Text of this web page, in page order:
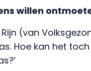
willen
(van
Hoe kan het